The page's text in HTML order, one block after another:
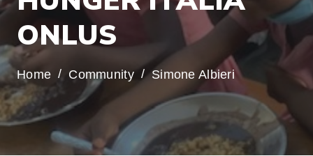
ONLUS
Home Community Simone Albieri